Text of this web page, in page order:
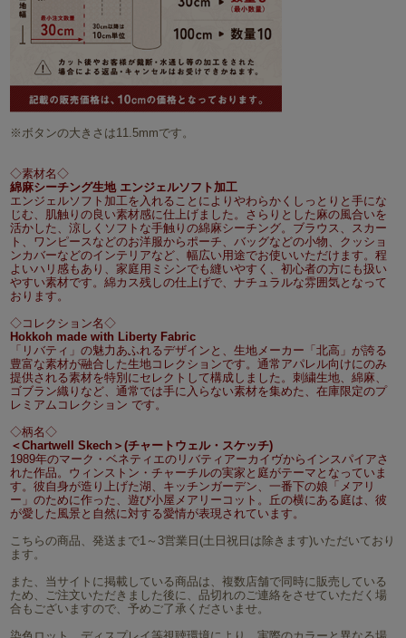
※ボタンの大きさは11.5mmです。
◇素材名◇
綿麻シーチング生地 エンジェルソフト加工
エンジェルソフト加工を入れることによりやわらかくしっとりと手にな
じむ、肌触りの良い素材感に仕上げました。さらりとした麻の風合いを
活かした、涼しくソフトな手触りの綿麻シーチング。ブラウス、スカー
ト、ワンピースなどのお洋服からポーチ、バッグなどの小物、クッショ
ンカバーなどのインテリアなど、幅広い用途でお使いいただけます。程
よいハリ感もあり、家庭用ミシンでも縫いやすく、初心者の方にも扱い
やすい素材です。綿カス残しの仕上げで、ナチュラルな雰囲気となって
おります。
◇コレクション名◇
Hokkoh made with Liberty Fabric
「リバティ」の魅力あふれるデザインと、生地メーカー「北高」が誇る
豊富な素材が融合した生地コレクションです。通常アパレル向けにのみ
提供される素材を特別にセレクトして構成しました。刺繍生地、綿麻、
ゴブラン織りなど、通常では手に入らない素材を集めた、在庫限定のプ
レミアムコレクション です。
◇柄名◇
＜Chartwell Skech＞(チャートウェル・スケッチ)
1989年のマーク・ベネティエのリバティアーカイヴからインスパイアさ
れた作品。ウィンストン・チャーチルの実家と庭がテーマとなっていま
す。彼自身が造り上げた湖、キッチンガーデン、一番下の娘「メアリ
ー」のために作った、遊び小屋メアリーコット。丘の横にある庭は、彼
が愛した風景と自然に対する愛情が表現されています。
こちらの商品、発送まで1～3営業日(土日祝日は除きます)いただいており
ます。
また、当サイトに掲載している商品は、複数店舗で同時に販売している
ため、ご注文いただきました後に、品切れのご連絡をさせていただく場
合もございますので、予めご了承くださいませ。